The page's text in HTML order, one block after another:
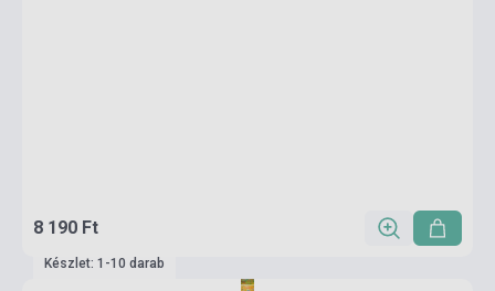
8 190 Ft
Készlet: 1-10 darab